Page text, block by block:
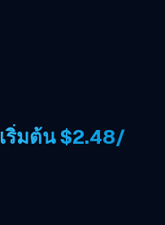
เริ่มต้น $2.48/